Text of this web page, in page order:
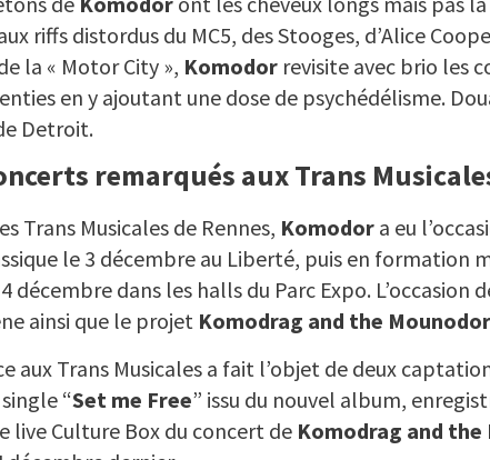
riffs distordus du MC5, des Stooges, d’Alice
la « Motor City », Komodor revisite avec brio les
en y ajoutant une dose de psychédélisme.
Detroit.
remarqués aux Trans
Trans Musicales de Rennes, Komodor a eu
le 3 décembre au Liberté, puis en formation
décembre dans les halls du Parc Expo. L’occasion
ainsi que le projet Komodrag and the Mounodor
aux Trans Musicales a fait l’objet de deux
“Set me Free” issu du nouvel album,
live Culture Box du concert de Komodrag and